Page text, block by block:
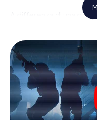
A differenza di una
dichiara che tutta
personale! Il requisito
agente a Gevelsberg é
Internet mobile. Un clic
Non è necessario
nell'azione da video
molte altre funzionalità.